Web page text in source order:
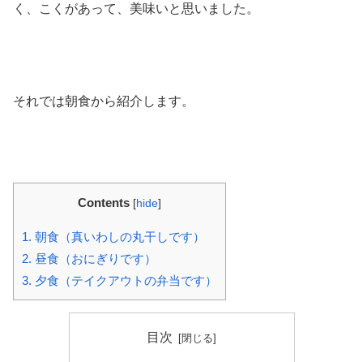
く、こくがあって、美味いと思いました。
それでは朝食から紹介します。
Contents [hide]
1. 朝食（真いわしの丸干しです）
2. 昼食（おにぎりです）
3. 夕食（テイクアウトの弁当です）
目次